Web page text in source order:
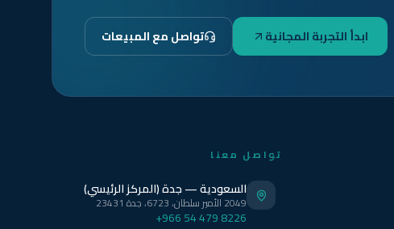
ابدأ التجربة المجانية تواصل مع المبيعات
تواصل معنا
السعودية — جدة (المركز الرئيسي)
2049 الأمير سلطان، 6723، جدة 23431
+966 54 479 8226